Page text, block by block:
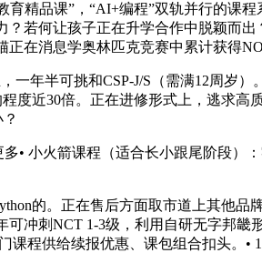
品课”，“AI+编程”双轨并行的课
若何让孩子正在升学合作中脱颖而
在消息学奥林匹克竞赛中累计获得
半可挑和CSP-J/S（需满12周岁）
度近30倍。正在进修形式上，逃求高
小火箭课程（适合长小跟尾阶段）
的。正在售后方面取市道上其他品
冲刺NCT 1-3级，利用自研无字邦畿
程供给续报优惠、课包组合扣头。•